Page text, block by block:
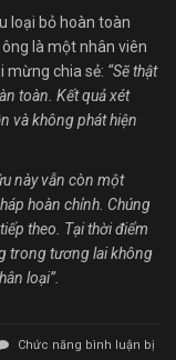
loại bỏ hoàn toàn
là một nhân viên
mừng chia sẻ: “Sẽ thật
toàn. Kết quả xét
và không phát hiện
này vẫn còn một
hoàn chỉnh. Chúng
theo. Tại thời điểm
trong tương lai không
loại”.
Chức năng bình luận bị